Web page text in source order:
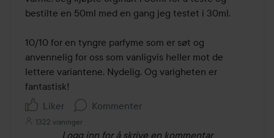
bestilte en 50ml med en gang jeg testet i 30ml.
10/10 for en tyngre parfyme som er søt og
anvennelig for oss som vanligvis heller mot de
lettere variantene. Nydelig. Og varigheten er
fantastisk!
Liker
Kommenter
1322 visninger
Logg inn for å skrive en kommentar